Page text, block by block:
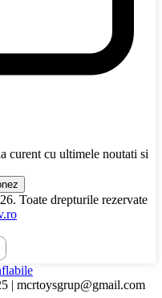
curent cu ultimele noutati si
. Toate drepturile rezervate
| mcrtoysgrup@gmail.com